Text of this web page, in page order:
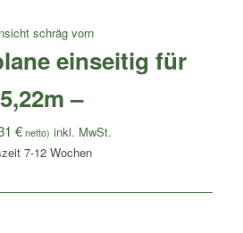
einseitig für
–
€netto)
7-12 Wochen